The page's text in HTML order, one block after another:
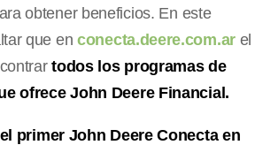
obtener beneficios. En este
que en conecta.deere.com.ar el
todos los programas de
ofrece John Deere Financial.
primer John Deere Conecta en